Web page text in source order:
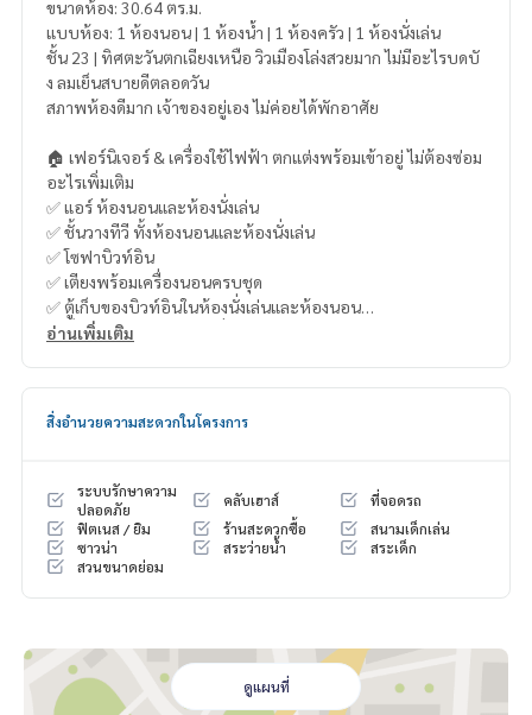
ขนาดห้อง: 30.64 ตร.ม.
แบบห้อง: 1 ห้องนอน | 1 ห้องน้ำ | 1 ห้องครัว | 1 ห้องนั่งเล่น
ชั้น 23 | ทิศตะวันตกเฉียงเหนือ วิวเมืองโล่งสวยมาก ไม่มีอะไรบดบั
ง ลมเย็นสบายดีตลอดวัน
สภาพห้องดีมาก เจ้าของอยู่เอง ไม่ค่อยได้พักอาศัย
🏠 เฟอร์นิเจอร์ & เครื่องใช้ไฟฟ้า ตกแต่งพร้อมเข้าอยู่ ไม่ต้องซ่อม
อะไรเพิ่มเติม
✅ แอร์ ห้องนอนและห้องนั่งเล่น
✅ ชั้นวางทีวี ทั้งห้องนอนและห้องนั่งเล่น
✅ โซฟาบิวท์อิน
✅ เตียงพร้อมเครื่องนอนครบชุด
✅ ตู้เก็บของบิวท์อินในห้องนั่งเล่นและห้องนอน
✅ ชั้นวางของติดผนังห้องนั่งเล่น
✅ ตู้เสื้อผ้าบิวท์อินขนาดใหญ่
✅ ผ้าม่าน2ชั้น
✅ มู่ลี่ห้องครัว
✅ วอลเปเปอร์ทุกห้อง
✅ ตู้เย็นไซส์ใหญ่
✅ โทรทัศน์Sonyขนาด 60นิ้ว
✅ เครื่องทำน้ำอุ่นPanasonic
✅ ราวตากผ้าติดผนังริมระเบียง
🏢 สิ่งอำนวยความสะดวกของโครงการ
✅ ฟิตเนส
✅ ซาวน่า
อ่านเพิ่มเติม
สิ่งอำนวยความสะดวกในโครงการ
ระบบรักษาความ
ปลอดภัย
คลับเฮาส์
ที่จอดรถ
ฟิตเนส / ยิม
ร้านสะดวกซื้อ
สนามเด็กเล่น
ซาวน่า
สระว่ายน้ำ
สระเด็ก
สวนขนาดย่อม
ดูแผนที่